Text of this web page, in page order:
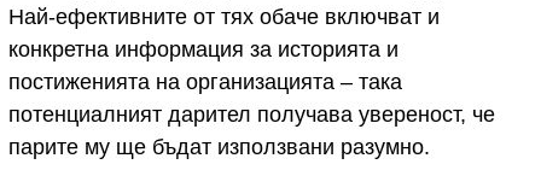
Най-ефективните от тях обаче включват и
конкретна информация за историята и
постиженията на организацията – така
потенциалният дарител получава увереност, че
парите му ще бъдат използвани разумно.